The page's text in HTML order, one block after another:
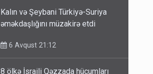
Kalın və Şeybani Türkiyə-Suriya
əməkdaşlığını müzakirə etdi
6 Avqust 21:12
8 ölkə İsraili Qəzzada hücumları